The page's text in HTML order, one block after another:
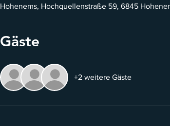
Hohenems, Hochquellenstraße 59, 6845
Gäste
+2 weitere Gäste